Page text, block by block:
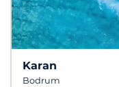
Karan
Bodrum